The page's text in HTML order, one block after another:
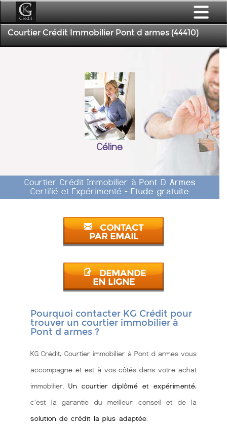
Courtier Crédit Immobilier Pont d armes (44410)
Céline
Courtier Crédit Immobilier à Pont D Armes
Certifié et Expérimenté - Etude gratuite
CONTACT
PAR EMAIL
DEMANDE
EN LIGNE
Pourquoi contacter KG Crédit pour
trouver un courtier immobilier à
Pont d armes ?
KG Crédit, Courtier immobilier à Pont d armes vous
accompagne et est à vos côtés dans votre achat
immobilier. Un courtier diplômé et expérimenté,
c'est la garantie du meilleur conseil et de la
solution de crédit la plus adaptée